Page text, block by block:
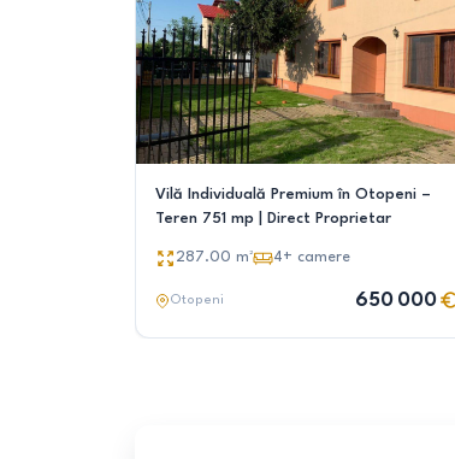
Vilă Individuală Premium în Otopeni –
Teren 751 mp | Direct Proprietar
287.00 m² 4+ camere
Otopeni 650 000